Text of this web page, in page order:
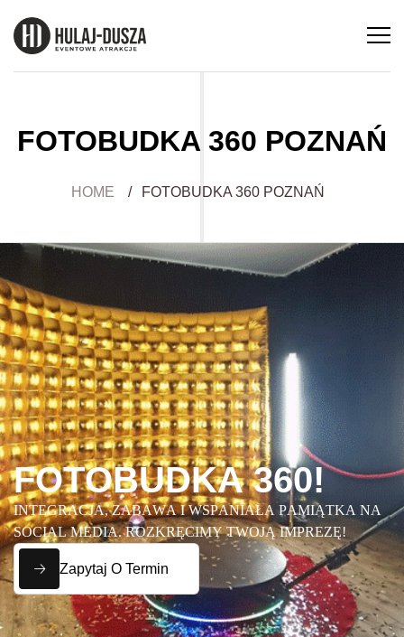
FOTOBUDKA 360 POZNAŃ
HOME / FOTOBUDKA 360 POZNAŃ
FOTOBUDKA 360!
INTEGRACJA, ZABAWA I WSPANIAŁA PAMIĄTKA NA
SOCIAL MEDIA. ROZKRĘCIMY TWOJĄ IMPREZĘ!
Zapytaj O Termin